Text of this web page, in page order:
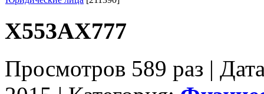
Х553АХ777
Просмотров 589 раз |